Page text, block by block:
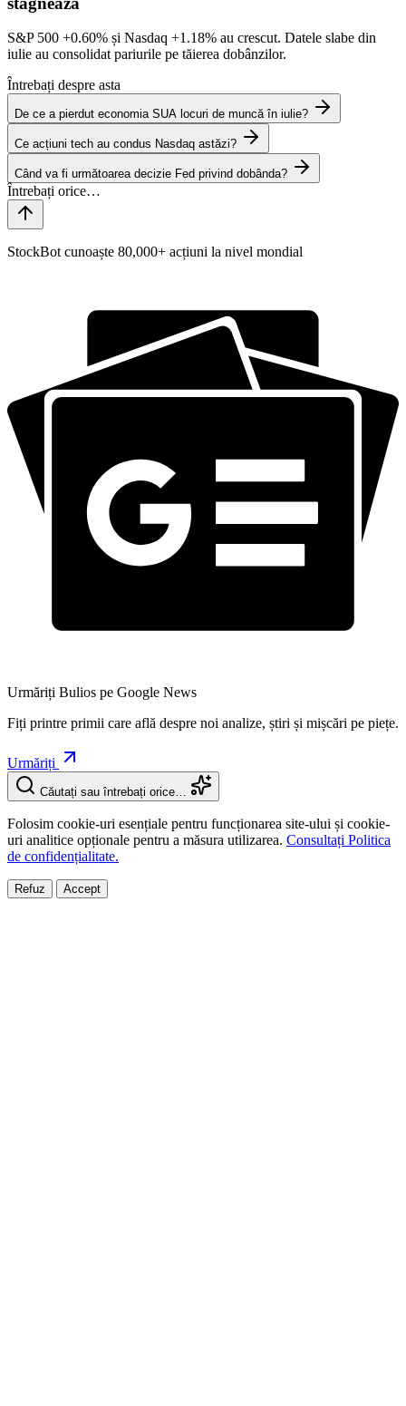
S&P 500 +0.60% și Nasdaq +1.18% au crescut. Datele slabe din
iulie au consolidat pariurile pe tăierea dobânzilor.
Întrebați despre asta
De ce a pierdut economia SUA locuri de muncă în iulie?
Ce acțiuni tech au condus Nasdaq astăzi?
Când va fi următoarea decizie Fed privind dobânda?
StockBot cunoaște 80,000+ acțiuni la nivel mondial
Urmăriți Bulios pe Google News
Fiți printre primii care află despre noi analize, știri și mișcări pe piețe.
Urmăriți
Căutați sau întrebați orice…
Folosim cookie-uri esențiale pentru funcționarea site-ului și cookie-
uri analitice opționale pentru a măsura utilizarea. Consultați Politica
de confidențialitate.
Refuz Accept